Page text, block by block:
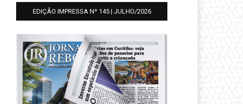
EDIÇÃO IMPRESSA Nº 145 | JULHO/2026